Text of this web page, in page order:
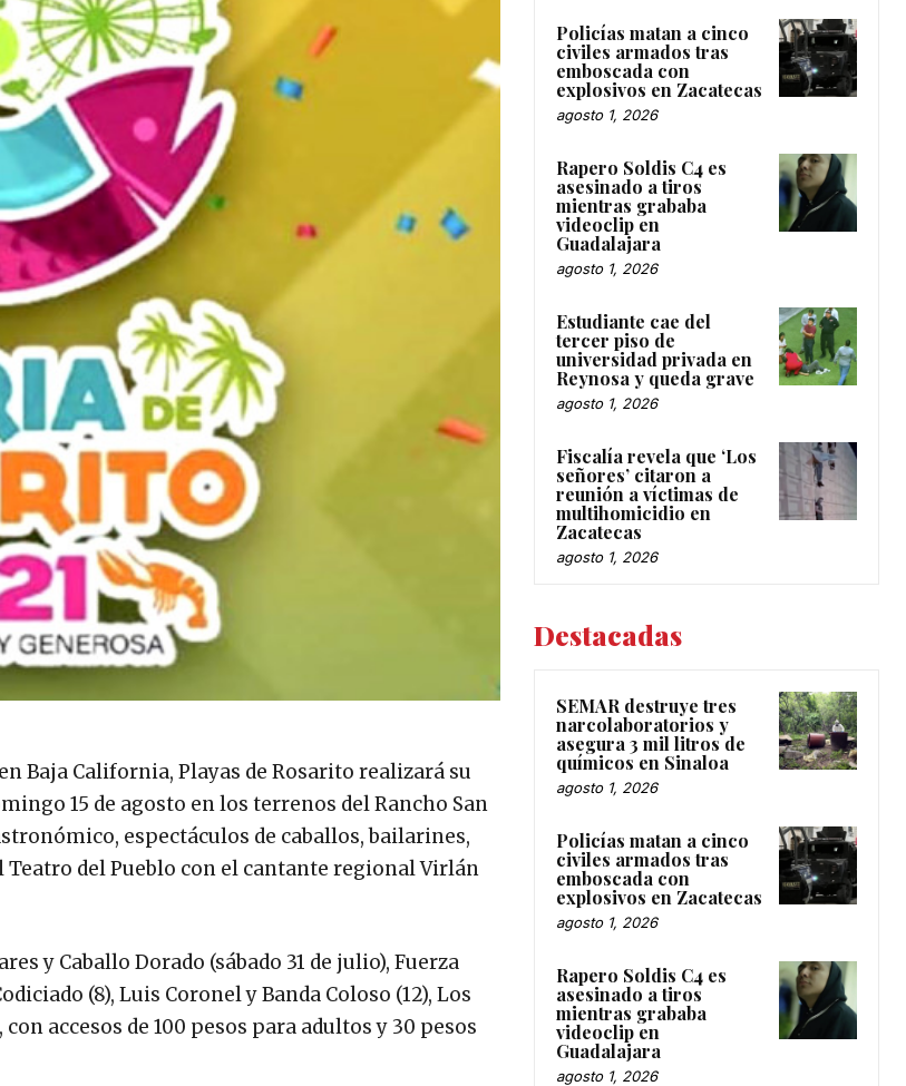
Baja California, Playas de Rosarito realizará su
15 de agosto en los terrenos del Rancho San
espectáculos de caballos, bailarines,
del Pueblo con el cantante regional Virlán
y Caballo Dorado (sábado 31 de julio), Fuerza
(8), Luis Coronel y Banda Coloso (12), Los
accesos de 100 pesos para adultos y 30 pesos
Policías matan a cinco
civiles armados tras
emboscada con
explosivos en Zacatecas
agosto 1, 2026
Rapero Soldis C4 es
asesinado a tiros
mientras grababa
videoclip en
Guadalajara
agosto 1, 2026
Estudiante cae del
tercer piso de
universidad privada en
Reynosa y queda grave
agosto 1, 2026
Fiscalía revela que ‘Los
señores’ citaron a
reunión a víctimas de
multihomicidio en
Zacatecas
agosto 1, 2026
Destacadas
SEMAR destruye tres
narcolaboratorios y
asegura 3 mil litros de
químicos en Sinaloa
agosto 1, 2026
Policías matan a cinco
civiles armados tras
emboscada con
explosivos en Zacatecas
agosto 1, 2026
Rapero Soldis C4 es
asesinado a tiros
mientras grababa
videoclip en
Guadalajara
agosto 1, 2026